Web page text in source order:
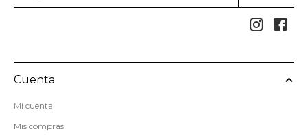
 
Cuenta
Mi cuenta
Mis compras